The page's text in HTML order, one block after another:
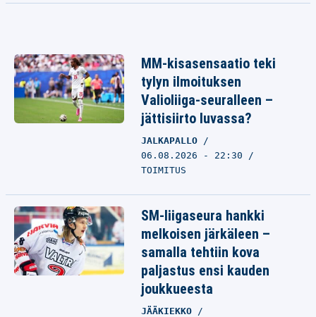
MM-kisasensaatio teki
tylyn ilmoituksen
Valioliiga-seuralleen –
jättisiirto luvassa?
JALKAPALLO
06.08.2026 - 22:30
TOIMITUS
SM-liigaseura hankki
melkoisen järkäleen –
samalla tehtiin kova
paljastus ensi kauden
joukkueesta
JÄÄKIEKKO